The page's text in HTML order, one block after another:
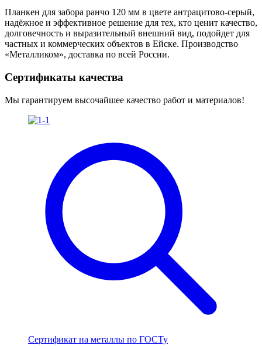
Планкен для забора ранчо 120 мм в цвете антрацитово-серый,
надёжное и эффективное решение для тех, кто ценит качество,
долговечность и выразительный внешний вид, подойдет для
частных и коммерческих объектов в Ейске. Производство
«Металликом», доставка по всей России.
Сертификаты качества
Мы гарантируем высочайшее качество работ и материалов!
Сертификат на металлы по ГОСТу